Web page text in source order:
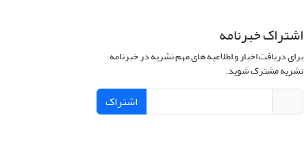
اشتراک خبرنامه
برای دریافت اخبار و اطلاعیه های مهم نشریه در خبرنامه
نشریه مشترک شوید.
اشتراک